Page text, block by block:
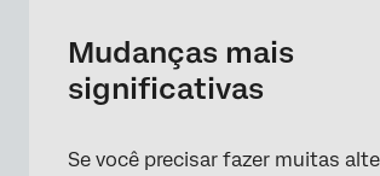
Mudanças mais
significativas
Se você precisar fazer muitas